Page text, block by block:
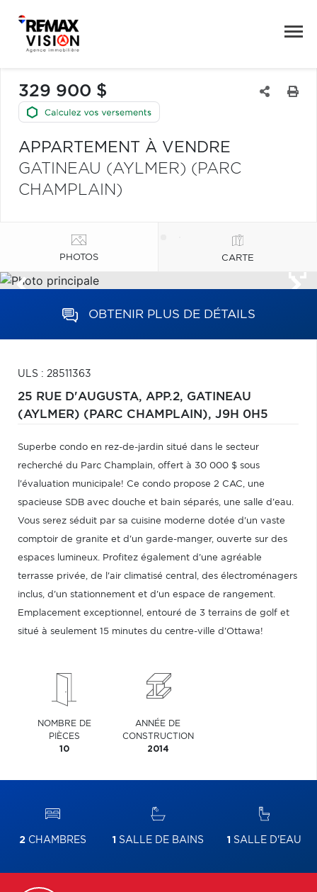
329 900 $
APPARTEMENT À VENDRE
GATINEAU (AYLMER) (PARC
CHAMPLAIN)
PHOTOS CARTE
OBTENIR PLUS DE DÉTAILS
ULS : 28511363
25 RUE D'AUGUSTA, APP.2, GATINEAU
(AYLMER) (PARC CHAMPLAIN), J9H 0H5
Superbe condo en rez-de-jardin situé dans le secteur
recherché du Parc Champlain, offert à 30 000 $ sous
l'évaluation municipale! Ce condo propose 2 CAC, une
spacieuse SDB avec douche et bain séparés, une salle d'eau.
Vous serez séduit par sa cuisine moderne dotée d'un vaste
comptoir de granite et d'un garde-manger, ouverte sur des
espaces lumineux. Profitez également d'une agréable
terrasse privée, de l'air climatisé central, des électroménagers
inclus, d'un stationnement et d'un espace de rangement.
Emplacement exceptionnel, entouré de 3 terrains de golf et
situé à seulement 15 minutes du centre-ville d'Ottawa!
NOMBRE DE
PIÈCES
10
ANNÉE DE
CONSTRUCTION
2014
2 CHAMBRES 1 SALLE DE BAINS 1 SALLE D'EAU